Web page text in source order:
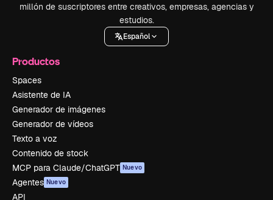
millón de suscriptores entre creativos, empresas, agencias y
estudios.
Español
Productos
Spaces
Asistente de IA
Generador de imágenes
Generador de vídeos
Texto a voz
Contenido de stock
MCP para Claude/ChatGPT Nuevo
Agentes Nuevo
API